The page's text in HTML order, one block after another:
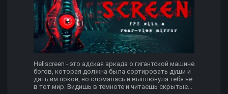
Hellscreen - это адская аркада о гигантской машине
богов, которая должна была сортировать души и
дать им покой, но сломалась и выплюнула тебя не
в тот мир. Видишь в темноте и читаешь скрытые...